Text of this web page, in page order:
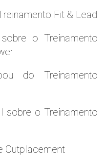
Fit & Lead
o Treinamento
do Treinamento
sobre o Treinamento
Outplacement